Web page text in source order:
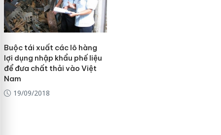
Buộc tái xuất các lô hàng
lợi dụng nhập khẩu phế liệu
để đưa chất thải vào Việt
Nam
19/09/2018